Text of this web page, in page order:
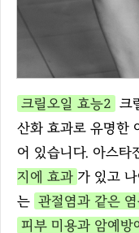
크릴오일 효능2
크
산화 효과로 유명한
어 있습니다. 아스타
지에 효과 가 있고
는 관절염과 같은
피부 미용과 암예방